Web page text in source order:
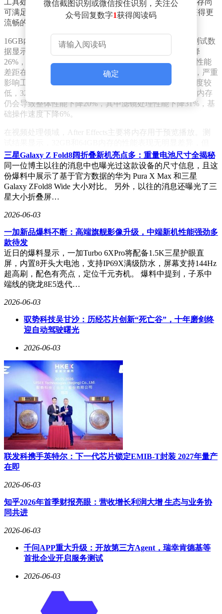
可满足需求，但专业修图场景仍建议选择64GB内存以获得更
流畅的体验。
16GB内存的性能短板在Lightroom Classic中尤为突出。测试数
据显示，16GB内存整体性能比64GB低45%，AI性能下降
26%，导入速度慢8.5%，导出性能更是下降118%。这种性能
差距在处理高分辨率图像或多图层项目时会进一步放大，严重
影响工作效率。相比之下，Photoshop对内存容量的敏感度较
低，32GB和64GB内存的性能表现几乎无差异，但16GB内存
仍会导致整体性能下降20%，其中滤镜处理性能下降31%，基
础操作速度下降6%。
在视频处理领域，After Effects主要将内存用于预览播放。测
16GB内存会导致整体性能下降43%，其中2D合成性能下降
58%，跟踪测试性能下降56%，3D处理性能则基本不受影响。
对于动画、动态图形和视频合成项目，32GB内存可作为起步
配置，但处理高分辨率、高帧率或超过1分钟的合成项目时，
64GB内存更为合适。Premiere对内存的敏感度相对较低，
时长、格式和图层数量等因素会迅速消耗内存容量。
综合测试结果，32GB内存适合轻量级创作场景，如简单修
图、基础合成和短视频剪辑。对于专业用户而言，64GB内存
是更稳妥的选择，尤其在处理高分辨率图像、复杂图层或多软
件协同工作时，能显著提升工作效率。复杂项目或极端使用场
景可能需要配置更高容量的内存以满足需求。
微信截图识别或微信按住识别，关注公
众号回复数字1获得阅读码
确定
三星Galaxy Z Fold8阔折叠新机亮点多：重量电池尺寸全揭秘
同一位博主以往的消息中也曝光过这款设备的尺寸信息，且这
份爆料中展示了基于官方数据的华为 Pura X Max 和三星
Galaxy ZFold8 Wide 大小对比。 另外，以往的消息还曝光了三
星大小折叠屏…
2026-06-03
一加新品爆料不断：高端旗舰影像升级，中端新机性能强劲多
款待发
近日的爆料显示，一加Turbo 6XPro将配备1.5K三星护眼直
屏，内置8开头大电池，支持IP69X满级防水，屏幕支持144Hz
超高刷，配色有亮点，定位千元夯机。 爆料中提到，子系中
端线的骁龙8E5迭代…
2026-06-03
驭势科技吴甘沙：历经芯片创新“死亡谷”，十年磨剑终
迎自动驾驶曙光
2026-06-03
联发科携手英特尔：下一代芯片锁定EMIB-T封装 2027年量产
在即
2026-06-03
知乎2026年首季财报亮眼：营收增长利润大增 生态与业务协
同共进
2026-06-03
千问APP重大升级：开放第三方Agent，瑞幸肯德基等
首批企业开启服务测试
2026-06-03